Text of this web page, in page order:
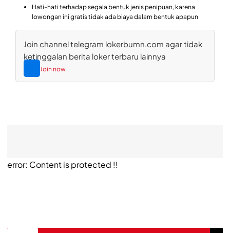
Hati-hati terhadap segala bentuk jenis penipuan, karena
lowongan ini gratis tidak ada biaya dalam bentuk apapun
Join channel telegram lokerbumn.com agar tidak
ketinggalan berita loker terbaru lainnya
Join now
error: Content is protected !!